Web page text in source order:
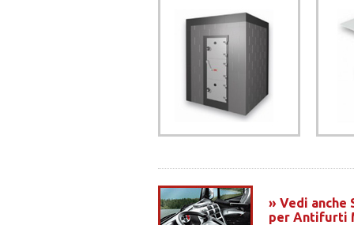
» Vedi anche
per Antifurti